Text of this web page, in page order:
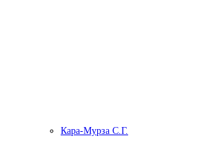
Кара-Мурза С.Г.